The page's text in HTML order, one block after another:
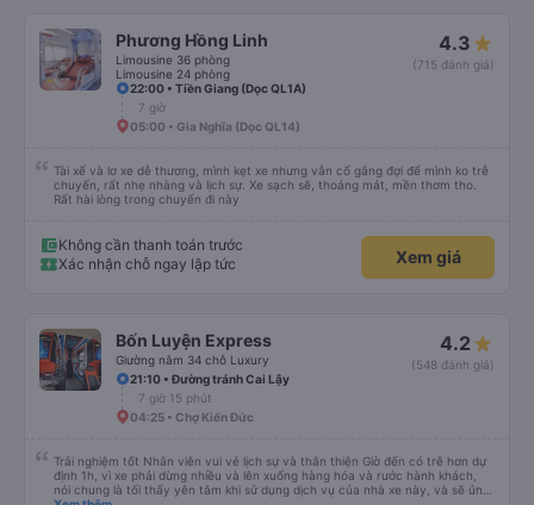
Phương Hồng Linh
Limousine 36 phòng
Limousine 24 phòng
4.3
(715 đánh giá)
22:00 • Tiền Giang (Dọc QL1A)
7 giờ
05:00 • Gia Nghĩa (Dọc QL14)
Tài xế và lơ xe dễ thương, mình kẹt xe nhưng vẫn cố gắng đợi để mình ko trễ
chuyến, rất nhẹ nhàng và lịch sự. Xe sạch sẽ, thoáng mát, mền thơm tho.
Rất hài lòng trong chuyến đi này
Không cần thanh toán trước
Xác nhận chỗ ngay lập tức
Xem giá
Bốn Luyện Express
Giường nằm 34 chỗ Luxury
4.2
(548 đánh giá)
21:10 • Đường tránh Cai Lậy
7 giờ 15 phút
04:25 • Chợ Kiến Đức
Trải nghiệm tốt Nhân viên vui vẻ lịch sự và thân thiện Giờ đến có trễ hơn dự
định 1h, vì xe phải dừng nhiều và lên xuống hàng hóa và rước hành khách,
nói chung là tối thấy yên tâm khi sử dụng dịch vụ của nhà xe này, và sẽ ủng